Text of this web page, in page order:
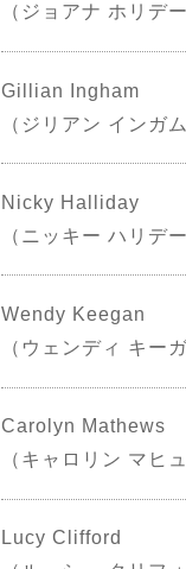
（ジョアナ ホリデー
Gillian Ingham
（ジリアン インガム
Nicky Halliday
（ニッキー ハリデー
Wendy Keegan
（ウェンディ キーガ
Carolyn Mathews
（キャロリン マヒ
Lucy Clifford